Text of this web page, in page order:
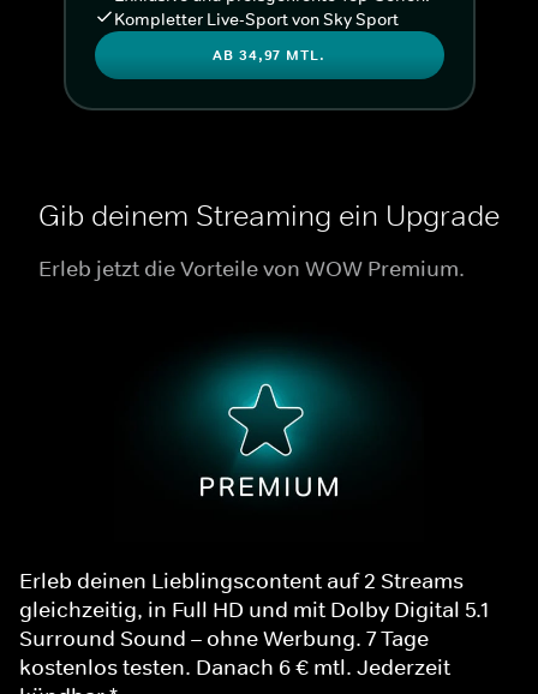
Kompletter Live-Sport von Sky Sport
AB 34,97 MTL.
Gib deinem Streaming ein Upgrade
Erleb jetzt die Vorteile von WOW Premium.
Erleb deinen Lieblingscontent auf 2 Streams
gleichzeitig, in Full HD und mit Dolby Digital 5.1
Surround Sound – ohne Werbung. 7 Tage
kostenlos testen. Danach 6 € mtl. Jederzeit